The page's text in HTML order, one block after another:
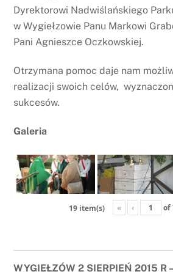
Dyrektorowi Nadwiślańskiego
w Wygiełzowie Panu Markowi
Pani Agnieszce Oczkowskiej.
Otrzymana pomoc daje nam
realizacji swoich celów,
sukcesów.
Galeria
19 item(s) « ‹ of
WYGIEŁZÓW 2 SIERPIEŃ 2015 R